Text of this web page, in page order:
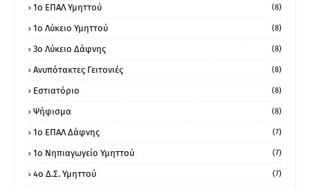
1o ΕΠΑΛ Υμηττού (8)
1ο Λύκειο Υμηττού (8)
3ο Λύκειο Δάφνης (8)
Ανυπότακτες Γειτονιές (8)
Εστιατόριο (8)
Ψήφισμα (8)
1ο ΕΠΑΛ Δάφνης (7)
1ο Νηπιαγωγείο Υμηττού (7)
4ο Δ.Σ. Υμηττού (7)